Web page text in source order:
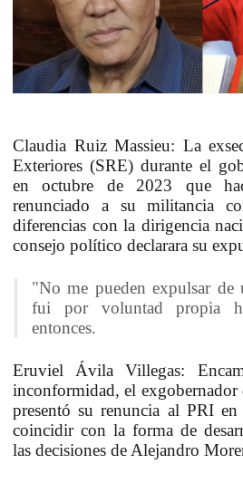
Claudia Ruiz Massieu: La
Exteriores (SRE) durante el
en octubre de 2023 que
renunciado a su militancia
diferencias con la dirigencia
consejo político declarara su
"No me pueden expulsar
fui por voluntad propia
entonces.
Eruviel Ávila Villegas:
inconformidad, el
presentó su renuncia al PRI
coincidir con la forma de
las decisiones de Alejandro